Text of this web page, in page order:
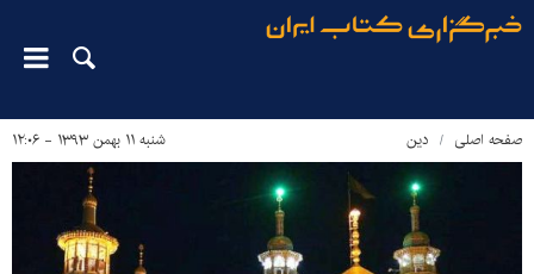
صفحه اصلی دین‌ شنبه ۱۱ بهمن ۱۳۹۳ - ۱۲:۰۶